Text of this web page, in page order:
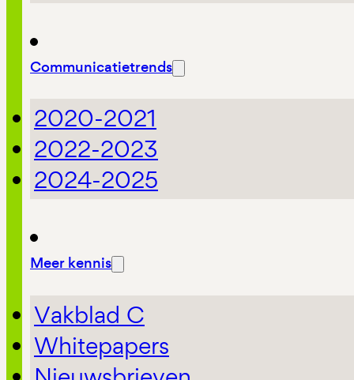
Communicatietrends
2020-2021
2022-2023
2024-2025
Meer kennis
Vakblad C
Whitepapers